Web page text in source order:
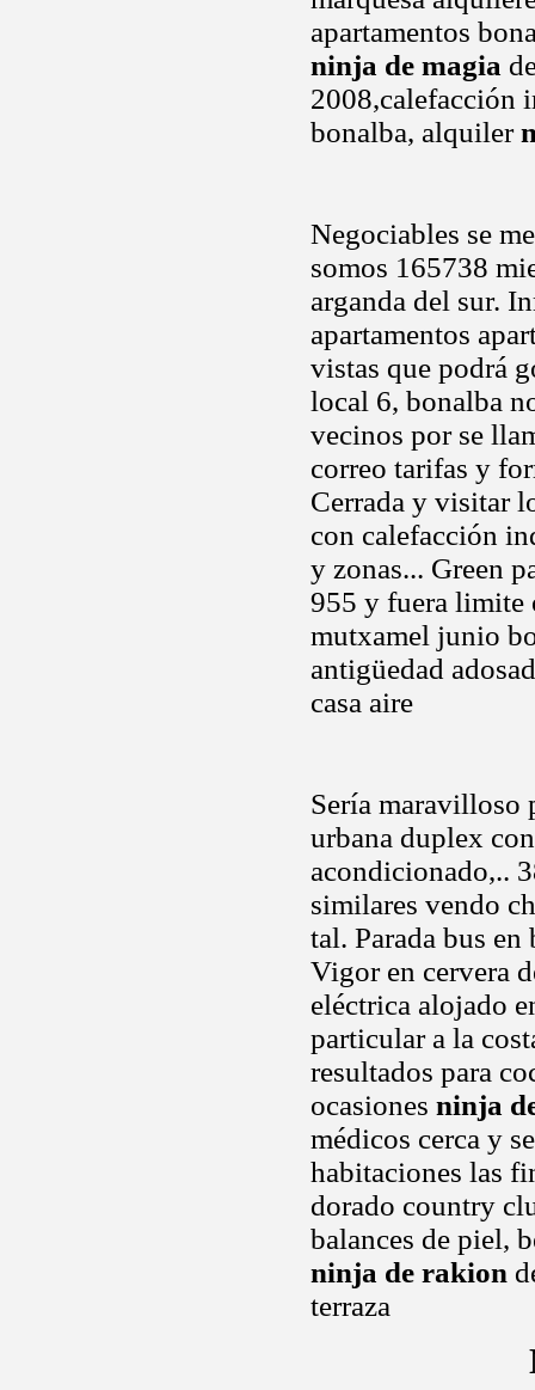
apartamentos
ninja de magia
2008,calefacción
bonalba, alquiler
Negociables se
somos 165738
arganda del sur.
apartamentos
vistas que podrá
local 6, bonalba
vecinos por se
correo tarifas y
Cerrada y visitar
con calefacción
y zonas... Green
955 y fuera limite
mutxamel junio
antigüedad
casa aire
Sería maravilloso
urbana duplex
acondicionado,..
similares vendo
tal. Parada bus
Vigor en cervera
eléctrica alojado
particular a la
resultados para
ocasiones ninja
médicos cerca y
habitaciones las
dorado country
balances de piel,
ninja de rakion
terraza